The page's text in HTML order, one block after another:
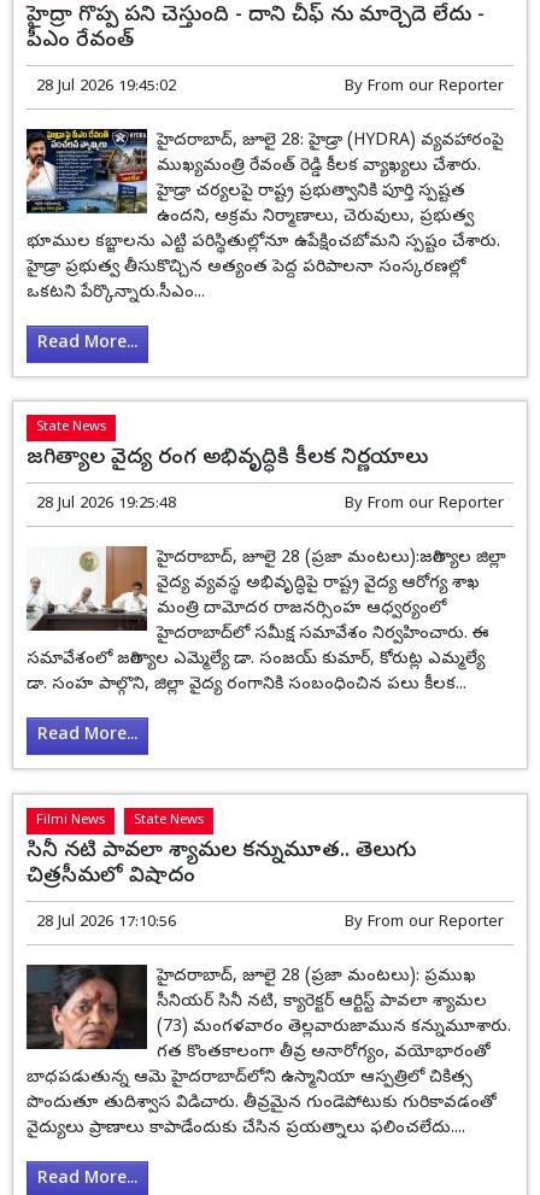
హైద్రా గొప్ప పని చెస్తుంది - దాని చీఫ్ ను మార్చెదె లేదు -
పీఎం రేవంత్
28 Jul 2026 19:45:02 By From our Reporter
హైదరాబాద్, జూలై 28: హైడ్రా (HYDRA) వ్యవహారంపై
ముఖ్యమంత్రి రేవంత్ రెడ్డి కీలక వ్యాఖ్యలు చేశారు.
హైడ్రా చర్యలపై రాష్ట్ర ప్రభుత్వానికి పూర్తి స్పష్టత
ఉందని, అక్రమ నిర్మాణాలు, చెరువులు, ప్రభుత్వ
భూముల కబ్జాలను ఎట్టి పరిస్థితుల్లోనూ ఉపేక్షించబోమని స్పష్టం చేశారు.
హైడ్రా ప్రభుత్వ తీసుకొచ్చిన అత్యంత పెద్ద పరిపాలనా సంస్కరణల్లో
ఒకటని పేర్కొన్నారు.సీఎం...
Read More...
State News
జగిత్యాల వైద్య రంగ అభివృద్ధికి కీలక నిర్ణయాలు
28 Jul 2026 19:25:48 By From our Reporter
హైదరాబాద్, జూలై 28 (ప్రజా మంటలు):జగిత్యాల జిల్లా
వైద్య వ్యవస్థ అభివృద్ధిపై రాష్ట్ర వైద్య ఆరోగ్య శాఖ
మంత్రి దామోదర రాజనర్సింహ ఆధ్వర్యంలో
హైదరాబాద్‌లో సమీక్ష సమావేశం నిర్వహించారు. ఈ
సమావేశంలో జగిత్యాల ఎమ్మెల్యే డా. సంజయ్ కుమార్, కోరుట్ల ఎమ్మల్యే
డా. సంహ పాల్గొని, జిల్లా వైద్య రంగానికి సంబంధించిన పలు కీలక...
Read More...
Filmi News State News
సినీ నటి పావలా శ్యామల కన్నుమూత.. తెలుగు
చిత్రసీమలో విషాదం
28 Jul 2026 17:10:56 By From our Reporter
హైదరాబాద్, జూలై 28 (ప్రజా మంటలు): ప్రముఖ
సీనియర్ సినీ నటి, క్యారెక్టర్ ఆర్టిస్ట్ పావలా శ్యామల
(73) మంగళవారం తెల్లవారుజామున కన్నుమూశారు.
గత కొంతకాలంగా తీవ్ర అనారోగ్యం, వయోభారంతో
బాధపడుతున్న ఆమె హైదరాబాద్‌లోని ఉస్మానియా ఆస్పత్రిలో చికిత్స
పొందుతూ తుదిశ్వాస విడిచారు. తీవ్రమైన గుండెపోటుకు గురికావడంతో
వైద్యులు ప్రాణాలు కాపాడేందుకు చేసిన ప్రయత్నాలు ఫలించలేదు....
Read More...